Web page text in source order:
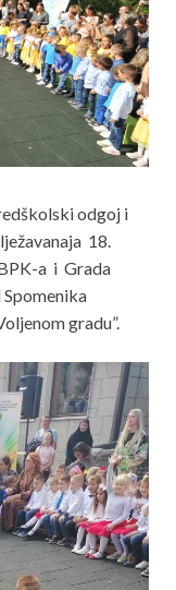
odgoj i
18.
a i Grada
gradu”.